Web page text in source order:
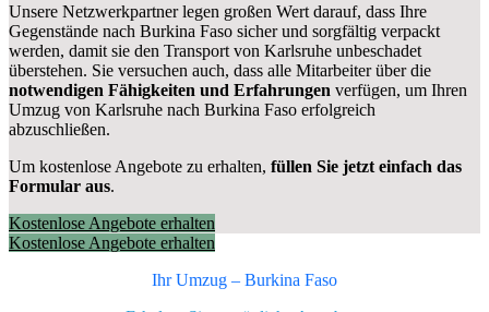
Unsere Netzwerkpartner legen großen Wert darauf, dass Ihre
Gegenstände nach Burkina Faso sicher und sorgfältig verpackt
werden, damit sie den Transport von Karlsruhe unbeschadet
überstehen. Sie versuchen auch, dass alle Mitarbeiter über die
notwendigen Fähigkeiten und Erfahrungen verfügen, um Ihren
Umzug von Karlsruhe nach Burkina Faso erfolgreich
abzuschließen.
Um kostenlose Angebote zu erhalten, füllen Sie jetzt einfach das
Formular aus.
Kostenlose Angebote erhalten
Kostenlose Angebote erhalten
Ihr Umzug – Burkina Faso